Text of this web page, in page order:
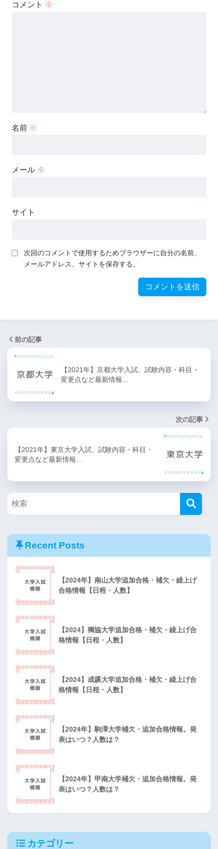
コメント ※
名前 ※
メール ※
サイト
次回のコメントで使用するためブラウザーに自分の名前、
メールアドレス、サイトを保存する。
前の記事
【2021年】京都大学入試、試験内容・科目・
変更点など最新情報…
次の記事
【2021年】東京大学入試、試験内容・科目・
変更点など最新情報…
Recent Posts
【2024年】南山大学追加合格・補欠・繰上げ
合格情報【日程・人数】
【2024】獨協大学追加合格・補欠・繰上げ合
格情報【日程・人数】
【2024】成蹊大学追加合格・補欠・繰上げ合
格情報【日程・人数】
【2024年】駒澤大学補欠・追加合格情報。発
表はいつ？人数は？
【2024年】甲南大学補欠・追加合格情報。発
表はいつ？人数は？
カテゴリー